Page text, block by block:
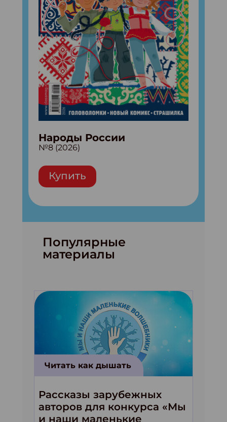
Народы России
№8 (2026)
Купить
Популярные
материалы
Читать как дышать
Рассказы зарубежных
авторов для конкурса «Мы
и наши маленькие